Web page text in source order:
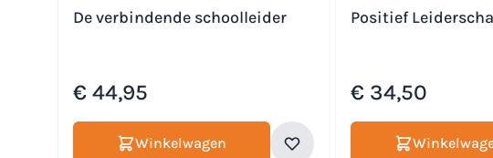
De verbindende schoolleider
€ 44,95
Winkelwagen
Positief
€ 34,50